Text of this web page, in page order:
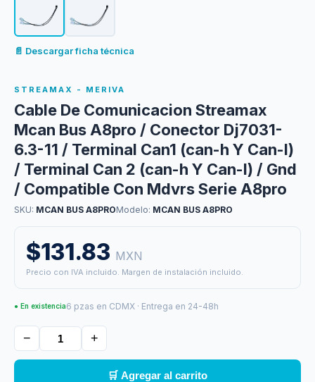
📄 Descargar ficha técnica
STREAMAX - MERIVA
Cable De Comunicacion Streamax
Mcan Bus A8pro / Conector Dj7031-
6.3-11 / Terminal Can1 (can-h Y Can-l)
/ Terminal Can 2 (can-h Y Can-l) / Gnd
/ Compatible Con Mdvrs Serie A8pro
SKU: MCAN BUS A8PROModelo: MCAN BUS A8PRO
$131.83 MXN
Precio con IVA incluido. Margen de instalación incluido.
● En existencia6 pzas en CDMX · Entrega en 24-48h
− +
🛒 Agregar al carrito